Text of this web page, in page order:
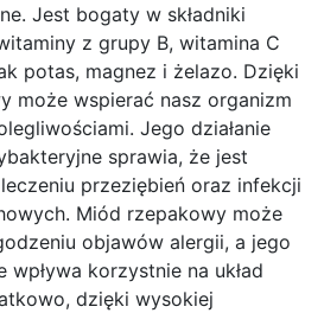
Jest bogaty w składniki
z grupy B, witamina C
potas, magnez i żelazo. Dzięki
może wspierać nasz organizm
Jego działanie
sprawia, że jest
przeziębień oraz infekcji
Miód rzepakowy może
objawów alergii, a jego
wpływa korzystnie na układ
dzięki wysokiej